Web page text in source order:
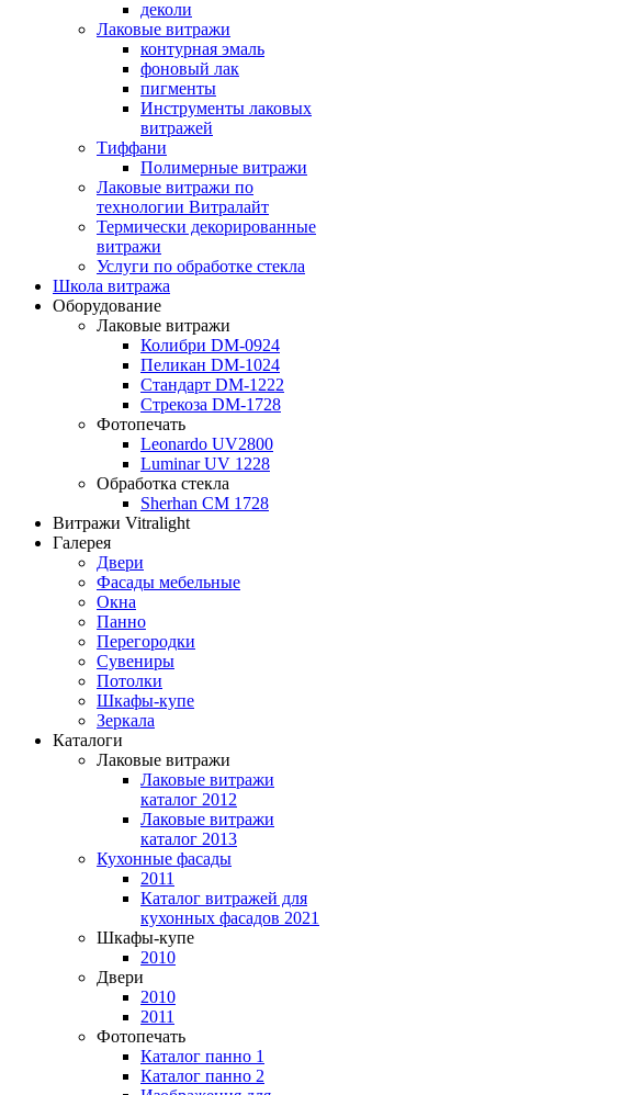
деколи
Лаковые витражи
контурная эмаль
фоновый лак
пигменты
Инструменты лаковых
витражей
Тиффани
Полимерные витражи
Лаковые витражи по
технологии Витралайт
Термически декорированные
витражи
Услуги по обработке стекла
Школа витража
Оборудование
Лаковые витражи
Колибри DM-0924
Пеликан DM-1024
Стандарт DM-1222
Стрекоза DM-1728
Фотопечать
Leonardo UV2800
Luminar UV 1228
Обработка стекла
Sherhan CM 1728
Витражи Vitralight
Галерея
Двери
Фасады мебельные
Окна
Панно
Перегородки
Сувениры
Потолки
Шкафы-купе
Зеркала
Каталоги
Лаковые витражи
Лаковые витражи
каталог 2012
Лаковые витражи
каталог 2013
Кухонные фасады
2011
Каталог витражей для
кухонных фасадов 2021
Шкафы-купе
2010
Двери
2010
2011
Фотопечать
Каталог панно 1
Каталог панно 2